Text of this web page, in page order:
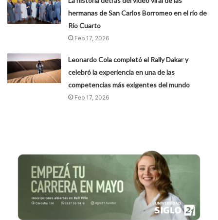
hermanas de San Carlos Borromeo en el río de
Río Cuarto
Feb 17, 2026
Leonardo Cola completó el Rally Dakar y
celebró la experiencia en una de las
competencias más exigentes del mundo
Feb 17, 2026